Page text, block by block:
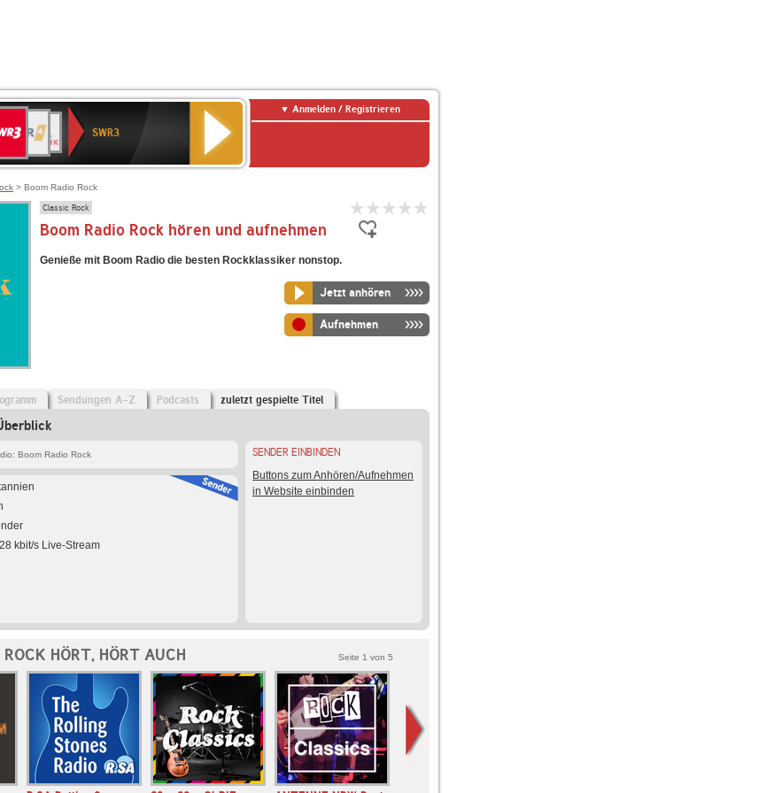
4
KLASSIK
SWR3
Anmelden / Registrieren
> Boom Radio Rock
Classic Rock
Boom Radio Rock hören und aufnehmen
Genieße mit Boom Radio die besten Rockklassiker nonstop.
Jetzt anhören
Aufnehmen
Sendungen A-Z Podcasts zuletzt gespielte Titel
Boom Radio Rock
kbit/s Live-Stream
SENDER EINBINDEN
Buttons zum Anhören/Aufnehmen
in Website einbinden
HÖRT, HÖRT AUCH Seite 1 von 5